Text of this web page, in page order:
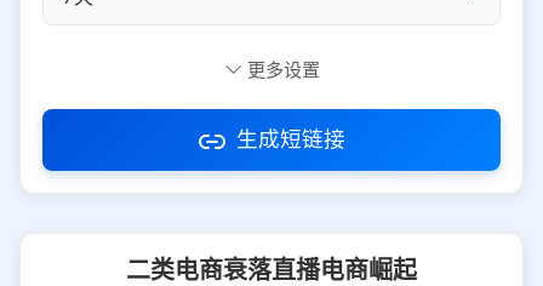
访问密码
更多设置
生成短链接
二类电商衰落直播电商崛起